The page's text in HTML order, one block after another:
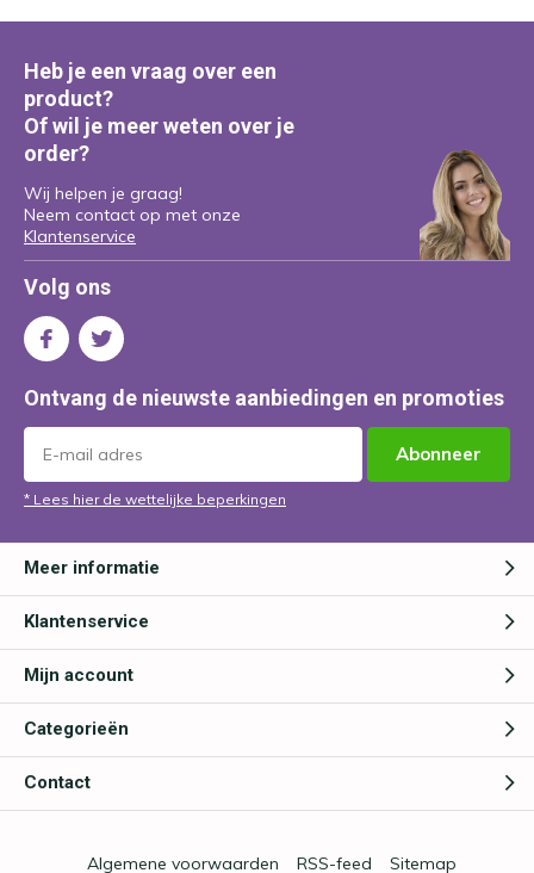
Heb je een vraag over een
product?
Of wil je meer weten over je
order?
Wij helpen je graag!
Neem contact op met onze
Klantenservice
Volg ons
Ontvang de nieuwste aanbiedingen en promoties
Abonneer
* Lees hier de wettelijke beperkingen
Meer informatie
Klantenservice
Mijn account
Categorieën
Contact
Algemene voorwaarden RSS-feed Sitemap